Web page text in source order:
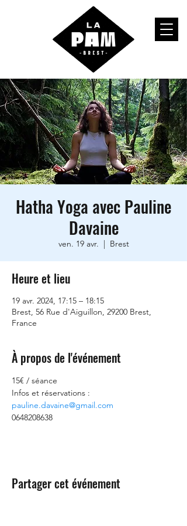
Hatha Yoga avec Pauline
Davaine
ven. 19 avr.
  |
Brest
Heure et lieu
19 avr. 2024, 17:15 – 18:15
Brest, 56 Rue d'Aiguillon, 29200 Brest,
France
À propos de l'événement
15€ / séance
Infos et réservations :
pauline.davaine@gmail.com
0648208638
Partager cet événement